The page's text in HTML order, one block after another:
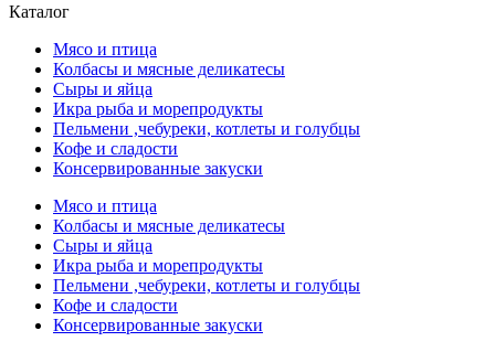
Каталог
Мясо и птица
Колбасы и мясные деликатесы
Сыры и яйца
Икра рыба и морепродукты
Пельмени ,чебуреки, котлеты и голубцы
Кофе и сладости
Консервированные закуски
Мясо и птица
Колбасы и мясные деликатесы
Сыры и яйца
Икра рыба и морепродукты
Пельмени ,чебуреки, котлеты и голубцы
Кофе и сладости
Консервированные закуски